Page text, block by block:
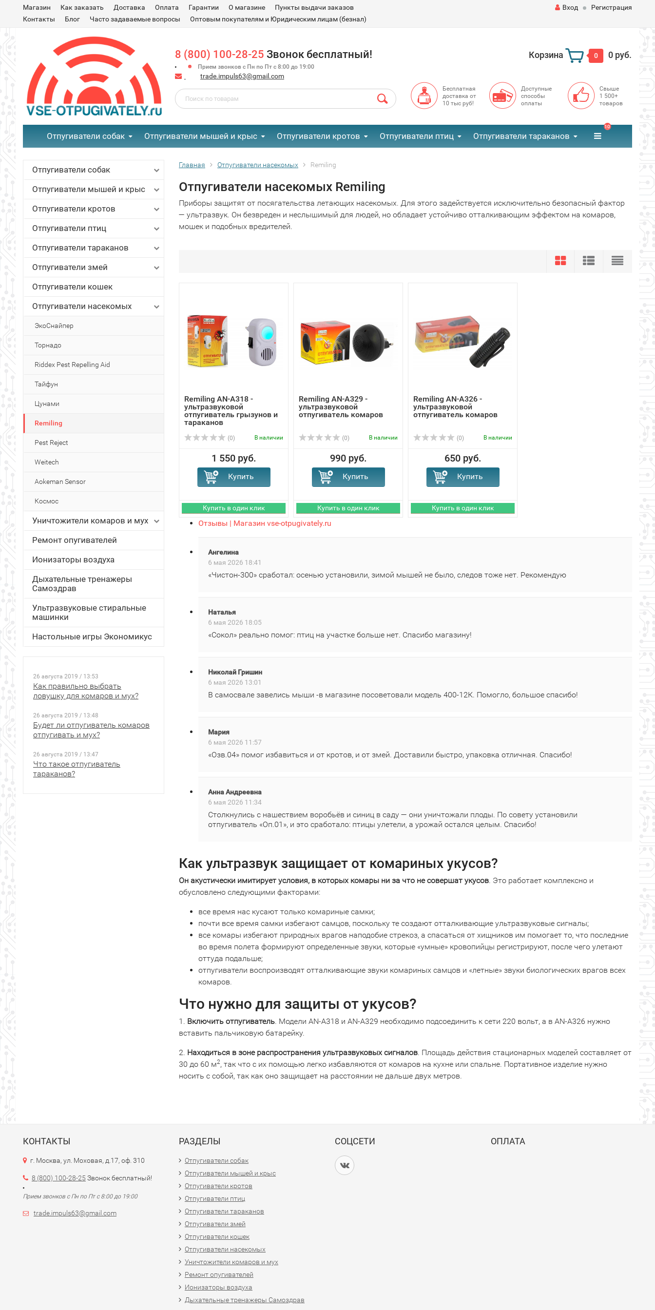
Магазин Как заказать Доставка Оплата Гарантии О магазине
Пункты выдачи заказов
Контакты
Блог Часто задаваемые вопросы Оптовым покупателям и Юридическим лицам (безнал)
Вход Регистрация
8 (800) 100-28-25 Звонок бесплатный!
Прием звонков с Пн по Пт с 8:00 до 19:00
trade.impuls63@gmail.com
Корзина 0 0 руб.
Бесплатная
доставка от
10 тыс руб!
Доступные
способы
оплаты
Свыше
1 500+
товаров
Отпугиватели собак Отпугиватели мышей и крыс Отпугиватели кротов Отпугиватели птиц Отпугиватели тараканов
10
Отпугиватели собак
Отпугиватели мышей и крыс
Отпугиватели кротов
Отпугиватели птиц
Отпугиватели тараканов
Отпугиватели змей
Отпугиватели кошек
Отпугиватели насекомых
ЭкоСнайпер
Торнадо
Riddex Pest Repelling Aid
Тайфун
Цунами
Remiling
Pest Reject
Weitech
Aokeman Sensor
Космос
Уничтожители комаров и мух
Ремонт опугивателей
Ионизаторы воздуха
Дыхательные тренажеры
Самоздрав
Ультразвуковые стиральные
машинки
Настольные игры Экономикус
26 августа 2019 / 13:53
Как правильно выбрать
ловушку для комаров и мух?
26 августа 2019 / 13:48
Будет ли отпугиватель комаров
отпугивать и мух?
26 августа 2019 / 13:47
Что такое отпугиватель
тараканов?
Главная Отпугиватели насекомых Remiling
Отпугиватели насекомых Remiling
Приборы защитят от посягательства летающих насекомых. Для этого задействуется исключительно безопасный фактор
— ультразвук. Он безвреден и неслышимый для людей, но обладает устойчиво отталкивающим эффектом на комаров,
мошек и подобных вредителей.
Remiling AN-A318 -
ультразвуковой
отпугиватель грызунов и
тараканов
(0) В наличии
1 550 руб.
Remiling AN-A329 -
ультразвуковой
отпугиватель комаров
(0) В наличии
990 руб.
Remiling AN-A326 -
ультразвуковой
отпугиватель комаров
(0) В наличии
650 руб.
Отзывы | Магазин vse-otpugivately.ru
Ангелина
6 мая 2026 18:41
«Чистон‑300» сработал: осенью установили, зимой мышей не было, следов тоже нет. Рекомендую
Наталья
6 мая 2026 18:05
«Сокол» реально помог: птиц на участке больше нет. Спасибо магазину!
Николай Гришин
6 мая 2026 13:01
В самосвале завелись мыши -в магазине посоветовали модель 400‑12К. Помогло, большое спасибо!
Мария
6 мая 2026 11:57
«Озв.04» помог избавиться и от кротов, и от змей. Доставили быстро, упаковка отличная. Спасибо!
Анна Андреевна
6 мая 2026 11:34
Столкнулись с нашествием воробьёв и синиц в саду — они уничтожали плоды. По совету установили
отпугиватель «Оп.01», и это сработало: птицы улетели, а урожай остался целым. Спасибо!
Как ультразвук защищает от комариных укусов?
Он акустически имитирует условия, в которых комары ни за что не совершат укусов. Это работает комплексно и
обусловлено следующими факторами:
все время нас кусают только комариные самки;
почти все время самки избегают самцов, поскольку те создают отталкивающие ультразвуковые сигналы;
все комары избегают природных врагов наподобие стрекоз, а спасаться от хищников им помогает то, что последние
во время полета формируют определенные звуки, которые «умные» кровопийцы регистрируют, после чего улетают
оттуда подальше;
отпугиватели воспроизводят отталкивающие звуки комариных самцов и «летные» звуки биологических врагов всех
комаров.
Что нужно для защиты от укусов?
1. Включить отпугиватель. Модели AN-A318 и AN-A329 необходимо подсоединить к сети 220 вольт, а в AN-A326 нужно
вставить пальчиковую батарейку.
2. Находиться в зоне распространения ультразвуковых сигналов. Площадь действия стационарных моделей составляет от
30 до 60 м2, так что с их помощью легко избавляются от комаров на кухне или спальне. Портативное изделие нужно
носить с собой, так как оно защищает на расстоянии не дальше двух метров.
КОНТАКТЫ
г. Москва, ул. Моховая, д.17, оф. 310
8 (800) 100-28-25 Звонок бесплатный!
Прием звонков с Пн по Пт с 8:00 до 19:00
trade.impuls63@gmail.com
РАЗДЕЛЫ
Отпугиватели собак
Отпугиватели мышей и крыс
Отпугиватели кротов
Отпугиватели птиц
Отпугиватели тараканов
Отпугиватели змей
Отпугиватели кошек
Отпугиватели насекомых
Уничтожители комаров и мух
Ремонт опугивателей
Ионизаторы воздуха
Дыхательные тренажеры Самоздрав
СОЦСЕТИ ОПЛАТА